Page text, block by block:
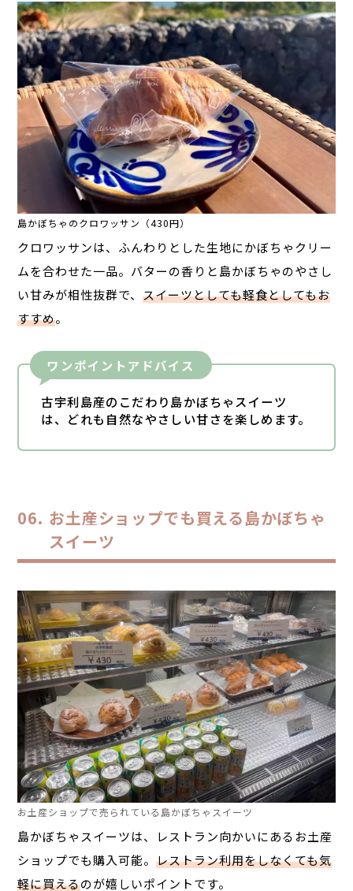
島かぼちゃのクロワッサン（430円）
クロワッサンは、ふんわりとした生地にかぼちゃクリー
ムを合わせた一品。バターの香りと島かぼちゃのやさし
い甘みが相性抜群で、スイーツとしても軽食としてもお
すすめ。
ワンポイントアドバイス
古宇利島産のこだわり島かぼちゃスイーツ
は、どれも自然なやさしい甘さを楽しめます。
お土産ショップでも買える島かぼちゃ
スイーツ
お土産ショップで売られている島かぼちゃスイーツ
島かぼちゃスイーツは、レストラン向かいにあるお土産
ショップでも購入可能。レストラン利用をしなくても気
軽に買えるのが嬉しいポイントです。